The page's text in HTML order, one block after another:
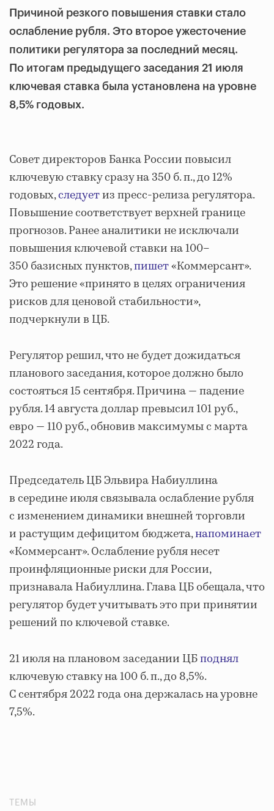
Причиной резкого повышения ставки стало
ослабление рубля. Это второе ужесточение
политики регулятора за последний месяц.
По итогам предыдущего заседания 21 июля
ключевая ставка была установлена на уровне
8,5% годовых.
Совет директоров Банка России повысил
ключевую ставку сразу на 350 б. п., до 12%
годовых,следуетиз пресс-релиза регулятора.
Повышение соответствует верхней границе
прогнозов. Ранее аналитики не исключали
повышения ключевой ставки на 100–
350 базисных пунктов,пишет«Коммерсант».
Это решение «принято в целях ограничения
рисков для ценовой стабильности»,
подчеркнули в ЦБ.
Регулятор решил, что не будет дожидаться
планового заседания, которое должно было
состояться 15 сентября. Причина — падение
рубля. 14 августа доллар превысил 101 руб.,
евро — 110 руб., обновив максимумы с марта
2022 года.
Председатель ЦБ Эльвира Набиуллина
в середине июля связывала ослабление рубля
с изменением динамики внешней торговли
и растущим дефицитом бюджета,напоминает
«Коммерсант». Ослабление рубля несет
проинфляционные риски для России,
признавала Набиуллина. Глава ЦБ обещала, что
регулятор будет учитывать это при принятии
решений по ключевой ставке.
21 июля на плановом заседании ЦБподнял
ключевую ставку на 100 б. п., до 8,5%.
С сентября 2022 года она держалась на уровне
7,5%.
ТЕМЫ